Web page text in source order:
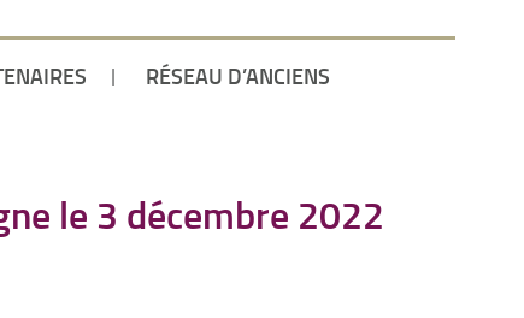
RÉSEAU D’ANCIENS
le 3 décembre 2022